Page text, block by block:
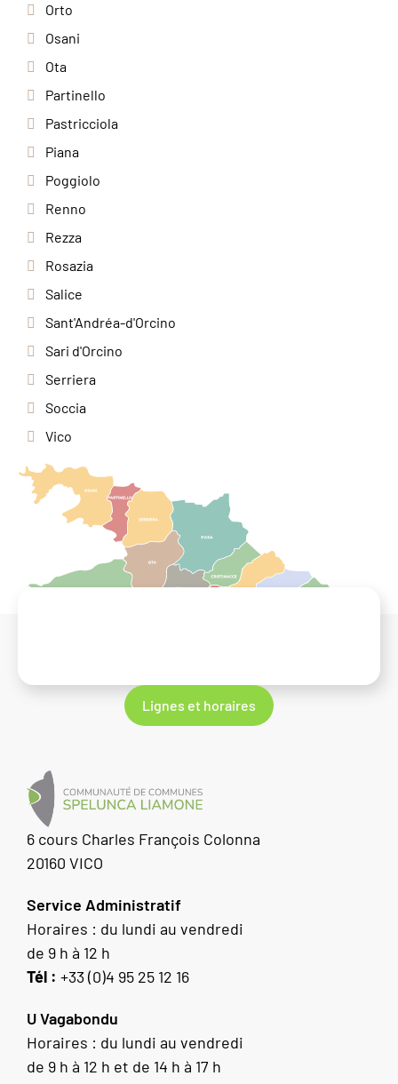
Orto
Osani
Ota
Partinello
Pastricciola
Piana
Poggiolo
Renno
Rezza
Rosazia
Salice
Sant'Andréa-d'Orcino
Sari d'Orcino
Serriera
Soccia
Vico
Lignes et horaires
6 cours Charles François Colonna
20160 VICO
Service Administratif
Horaires : du lundi au vendredi
de 9 h à 12 h
Tél : +33 (0)4 95 25 12 16
U Vagabondu
Horaires : du lundi au vendredi
de 9 h à 12 h et de 14 h à 17 h